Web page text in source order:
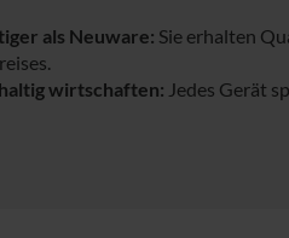
als Neuware: Sie erhalten
wirtschaften: Jedes Gerät